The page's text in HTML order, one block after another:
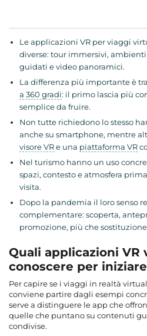
Le applicazioni VR per viaggi
diverse: tour immersivi,
guidati e video panoramici.
La differenza più importante è tra
a 360 gradi: il primo lascia più
semplice da fruire.
Non tutte richiedono lo stesso
anche su smartphone, mentre
visore VRe una piattaforma VR
Nel turismo hanno un uso
spazi, contesto e atmosfera
visita.
Dopo la pandemia il loro senso
complementare: scoperta,
promozione, più che
Quali applicazioni VR
conoscere per iniziare
Per capire se i viaggi in realtà
conviene partire dagli esempi
serve a distinguere le app che
quelle che puntano su contenuti
condivise.